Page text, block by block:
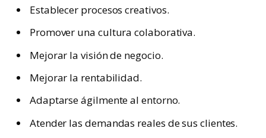
Establecer procesos creativos.
Promover una cultura colaborativa.
Mejorar la visión de negocio.
Mejorar la rentabilidad.
Adaptarse ágilmente al entorno.
Atender las demandas reales de sus clientes.